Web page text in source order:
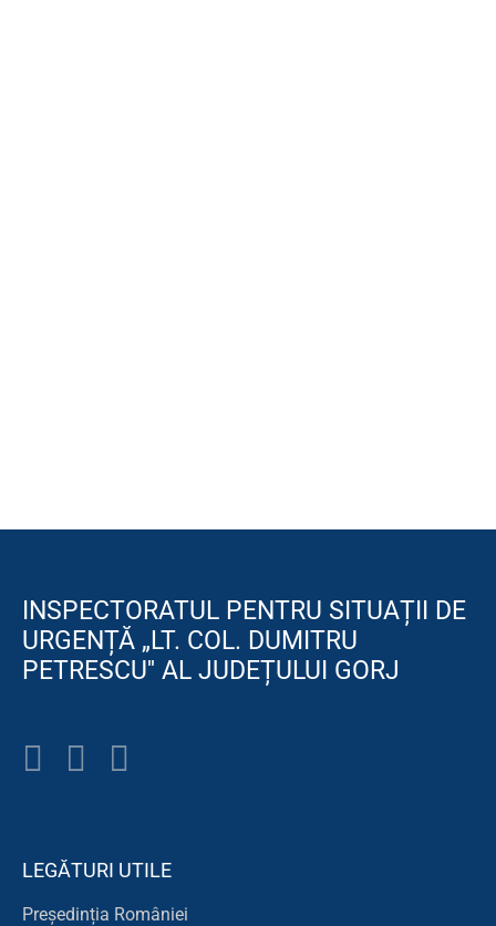
INSPECTORATUL PENTRU SITUAȚII DE
URGENȚĂ „LT. COL. DUMITRU
PETRESCU'' AL JUDEȚULUI GORJ
LEGĂTURI UTILE
Președinția României